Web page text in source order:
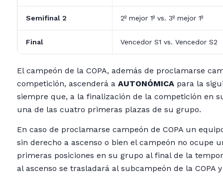
Semifinal 2 2º mejor 1º vs. 3º mejor 1º
Final Vencedor S1 vs. Vencedor S2
El campeón de la COPA, además de proclamarse
competición, ascenderá a AUTONÓMICA para la
siempre que, a la finalización de la competición en
una de las cuatro primeras plazas de su grupo.
En caso de proclamarse campeón de COPA un
sin derecho a ascenso o bien el campeón no ocupe
primeras posiciones en su grupo al final de la
al ascenso se trasladará al subcampeón de la COPA